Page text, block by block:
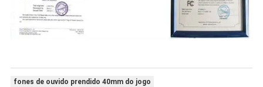
fones de ouvido prendido 40mm do jogo